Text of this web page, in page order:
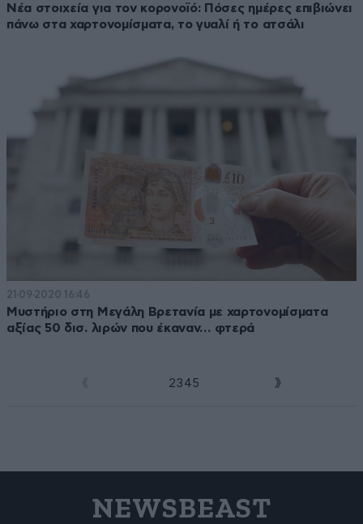
Νέα στοιχεία για τον κορονοϊό: Πόσες ημέρες επιβιώνει
πάνω στα χαρτονομίσματα, το γυαλί ή το ατσάλι
21·09·2020 16:46
Μυστήριο στη Μεγάλη Βρετανία με χαρτονομίσματα
αξίας 50 δισ. λιρών που έκαναν… φτερά
23 4 5
NEWSBEAST